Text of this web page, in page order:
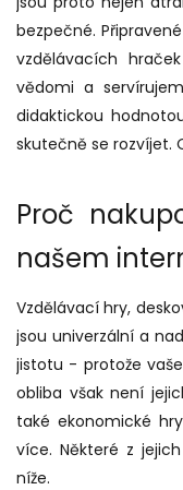
bezpečné.
vzdělávacích
vědomi a
didaktickou
skutečně se rozvíjet.
Proč
našem
Vzdělávací hry,
jsou univerzální a
jistotu - protože
obliba však není
také ekonomické
více. Některé z
níže.